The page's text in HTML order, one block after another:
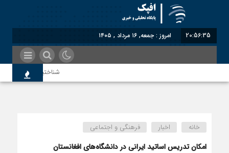
20:56:35 امروز : جمعه, ۱۶ مرداد , ۱۴۰۵
شناختیک| ۸۶ درصد مهاجران حامی ایران در جنگ؛ ۷۵ درصد مهاجران دولت چهاردهم را خیرخواه خود نمی‌دانند
اندیشکده آمریکایی:
خانه اخبار فرهنگی و اجتماعی
امکان تدریس اساتید ایرانی در دانشگاه‌های افغانستان